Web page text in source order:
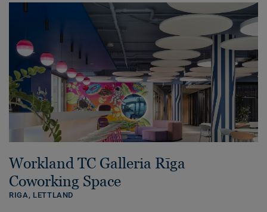
Workland TC Galleria Rīga
Coworking Space
RIGA, LETTLAND